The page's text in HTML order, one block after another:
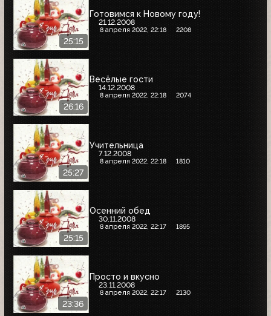
25:15
Готовимся к Новому году!
21.12.2008
8 апреля 2022, 22:18 2208
26:16
Весёлые гости
14.12.2008
8 апреля 2022, 22:18 2074
25:27
Учительница
7.12.2008
8 апреля 2022, 22:18 1810
25:15
Осенний обед
30.11.2008
8 апреля 2022, 22:17 1895
23:36
Просто и вкусно
23.11.2008
8 апреля 2022, 22:17 2130